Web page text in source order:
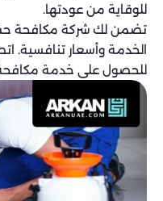
للوقاية من عودتها.
تضمن لك شركة مكافحة
للحصول على خدمة